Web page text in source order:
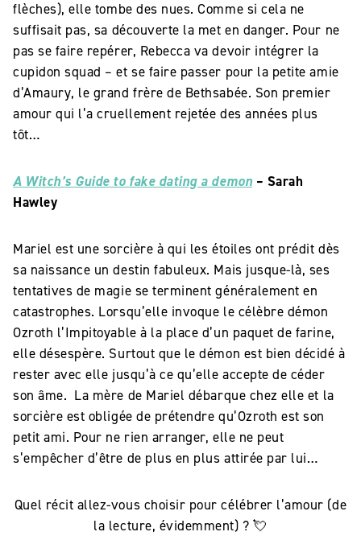
flèches), elle tombe des nues. Comme si cela ne
suffisait pas, sa découverte la met en danger. Pour ne
pas se faire repérer, Rebecca va devoir intégrer la
cupidon squad – et se faire passer pour la petite amie
d’Amaury, le grand frère de Bethsabée. Son premier
amour qui l’a cruellement rejetée des années plus
tôt…
A Witch’s Guide to fake dating a demon – Sarah
Hawley
Mariel est une sorcière à qui les étoiles ont prédit dès
sa naissance un destin fabuleux. Mais jusque-là, ses
tentatives de magie se terminent généralement en
catastrophes. Lorsqu’elle invoque le célèbre démon
Ozroth l’Impitoyable à la place d’un paquet de farine,
elle désespère. Surtout que le démon est bien décidé à
rester avec elle jusqu’à ce qu’elle accepte de céder
son âme. La mère de Mariel débarque chez elle et la
sorcière est obligée de prétendre qu’Ozroth est son
petit ami. Pour ne rien arranger, elle ne peut
s’empêcher d’être de plus en plus attirée par lui…
Quel récit allez-vous choisir pour célébrer l’amour (de
la lecture, évidemment) ?💘